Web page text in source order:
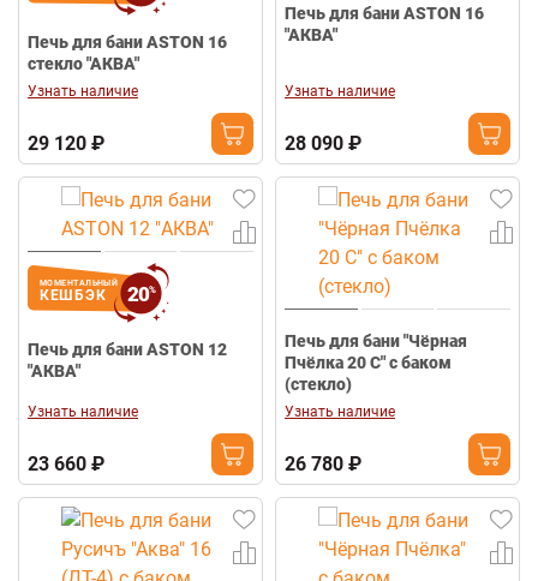
Печь для бани ASTON 16
стекло "АКВА"
Узнать наличие
29 120 ₽
Печь для бани ASTON 16
"АКВА"
Узнать наличие
28 090 ₽
МОМЕНТАЛЬНЫЙ
КЕШБЭК 20%
Печь для бани ASTON 12
"АКВА"
Узнать наличие
23 660 ₽
Печь для бани "Чёрная
Пчёлка 20 С" с баком
(стекло)
Узнать наличие
26 780 ₽